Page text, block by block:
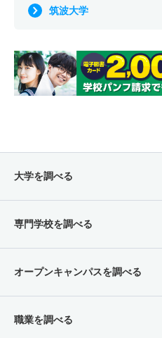
筑波大学
大学を調べる
専門学校を調べる
オープンキャンパスを調べる
職業を調べる